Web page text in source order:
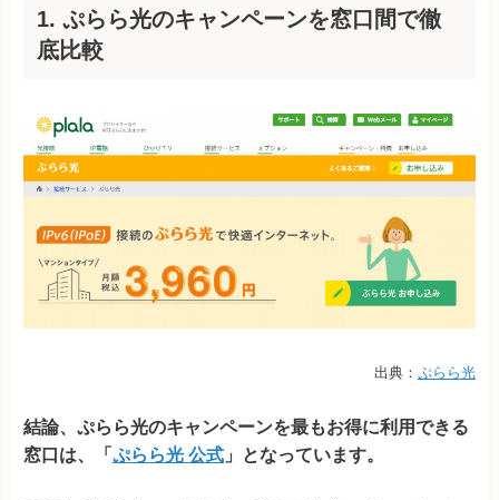
1. ぷらら光のキャンペーンを窓口間で徹
底比較
出典： ぷらら光
結論、ぷらら光のキャンペーンを最もお得に利用できる
窓口は、「 ぷらら光 公式 」となっています。